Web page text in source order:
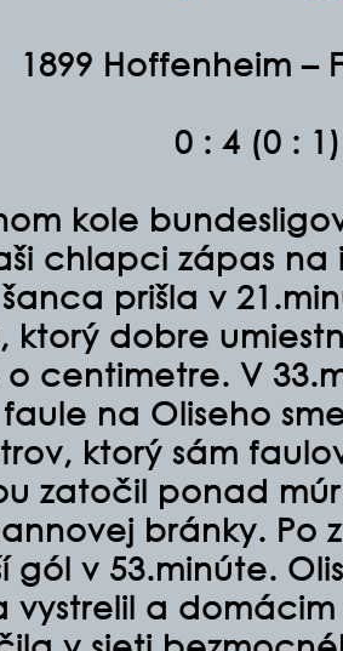
1899 Hoffenheim –
0 : 4 (0 : 1)
kole
chlapci zápas na
prišla v
ktorý dobre
centimetre. V
na Oliseho
ktorý sám
zatočil ponad
bránky. Po
gól v 53.minúte.
vystrelil a